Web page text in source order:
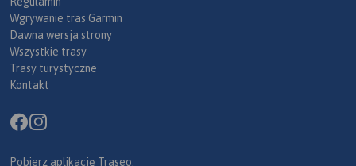
Wgrywanie tras Garmin
Dawna wersja strony
Wszystkie trasy
Trasy turystyczne
Kontakt
Pobierz aplikację Traseo: